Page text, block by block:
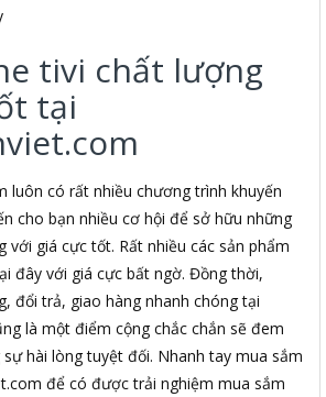
tivi chất lượng
tại
luôn có rất nhiều chương trình khuyến
cho bạn nhiều cơ hội để sở hữu những
với giá cực tốt. Rất nhiều các sản phẩm
đây với giá cực bất ngờ. Đồng thời,
đổi trả, giao hàng nhanh chóng tại
là một điểm cộng chắc chắn sẽ đem
hài lòng tuyệt đối. Nhanh tay mua sắm
để có được trải nghiệm mua sắm